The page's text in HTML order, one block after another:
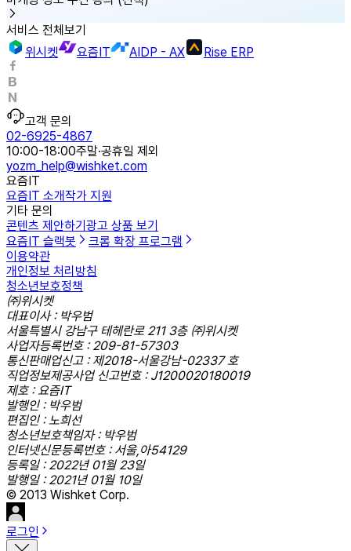
서비스 전체보기
위시켓
요즘IT AIDP - AX Rise ERP
고객 문의
02-6925-4867
10:00-18:00주말·공휴일 제외
yozm_help@wishket.com
요즘IT
요즘IT 소개작가 지원
기타 문의
콘텐츠 제안하기광고 상품 보기
요즘IT 슬랙봇
크롬 확장 프로그램
이용약관
개인정보 처리방침
청소년보호정책
㈜위시켓
대표이사 : 박우범
서울특별시 강남구 테헤란로 211 3층 ㈜위시켓
사업자등록번호 : 209-81-57303
통신판매업신고 : 제2018-서울강남-02337 호
직업정보제공사업 신고번호 : J1200020180019
제호 : 요즘IT
발행인 : 박우범
편집인 : 노희선
청소년보호책임자 : 박우범
인터넷신문등록번호 : 서울,아54129
등록일 : 2022년 01월 23일
발행일 : 2021년 01월 10일
© 2013 Wishket Corp.
로그인